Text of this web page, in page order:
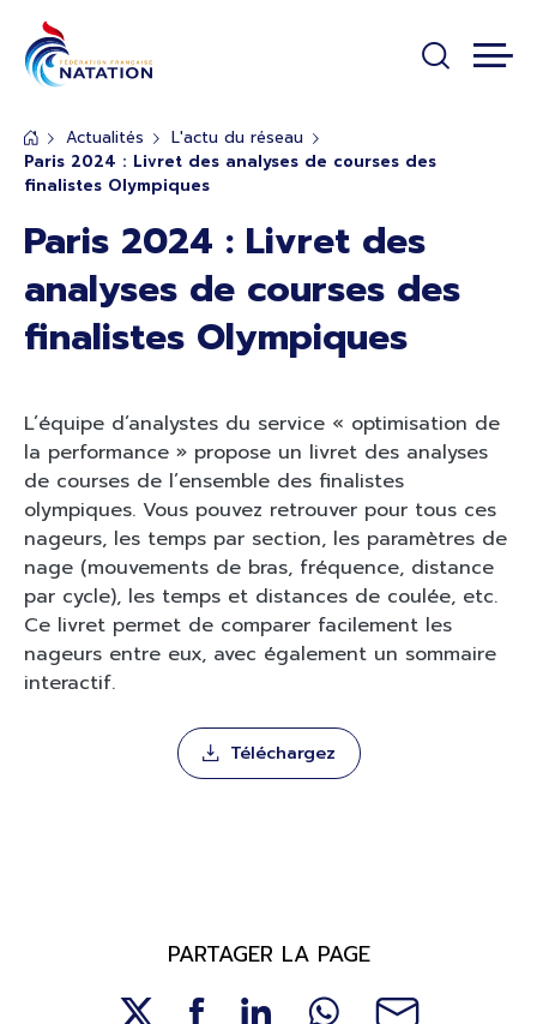
Actualités
L'actu du réseau
Paris 2024 : Livret des analyses de courses des
finalistes Olympiques
Paris 2024 : Livret des
analyses de courses des
finalistes Olympiques
L’équipe d’analystes du service « optimisation de
la performance » propose un livret des analyses
de courses de l’ensemble des finalistes
olympiques. Vous pouvez retrouver pour tous ces
nageurs, les temps par section, les paramètres de
nage (mouvements de bras, fréquence, distance
par cycle), les temps et distances de coulée, etc.
Ce livret permet de comparer facilement les
nageurs entre eux, avec également un sommaire
interactif.
Téléchargez
PARTAGER LA PAGE
Panneau de gestion des cookies